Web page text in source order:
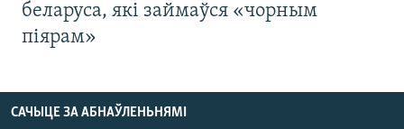
беларуса, які займаўся «чорным
піярам»
САЧЫЦЕ ЗА АБНАЎЛЕНЬНЯМІ